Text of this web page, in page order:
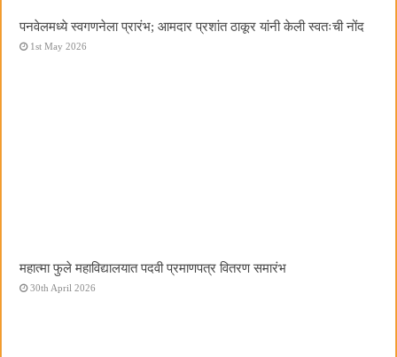
पनवेलमध्ये स्वगणनेला प्रारंभ; आमदार प्रशांत ठाकूर यांनी केली स्वतःची नोंद
1st May 2026
महात्मा फुले महाविद्यालयात पदवी प्रमाणपत्र वितरण समारंभ
30th April 2026